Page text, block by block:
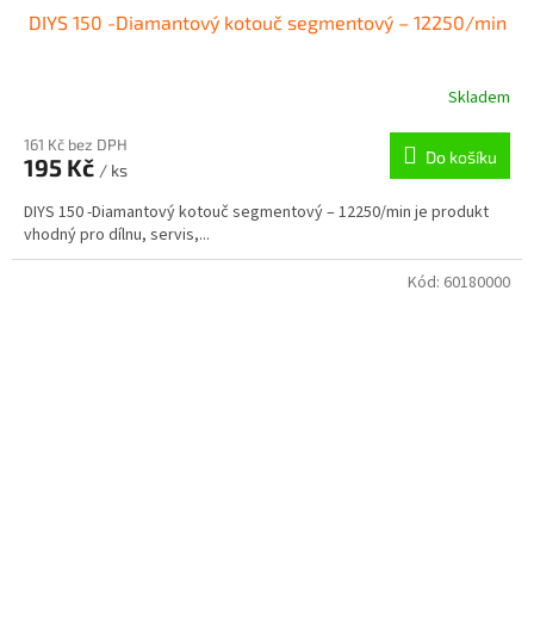
DIYS 150 -Diamantový kotouč segmentový – 12250/min
Skladem
161 Kč bez DPH
195 Kč / ks
Do košíku
DIYS 150 -Diamantový kotouč segmentový – 12250/min je produkt
vhodný pro dílnu, servis,...
Kód: 60180000